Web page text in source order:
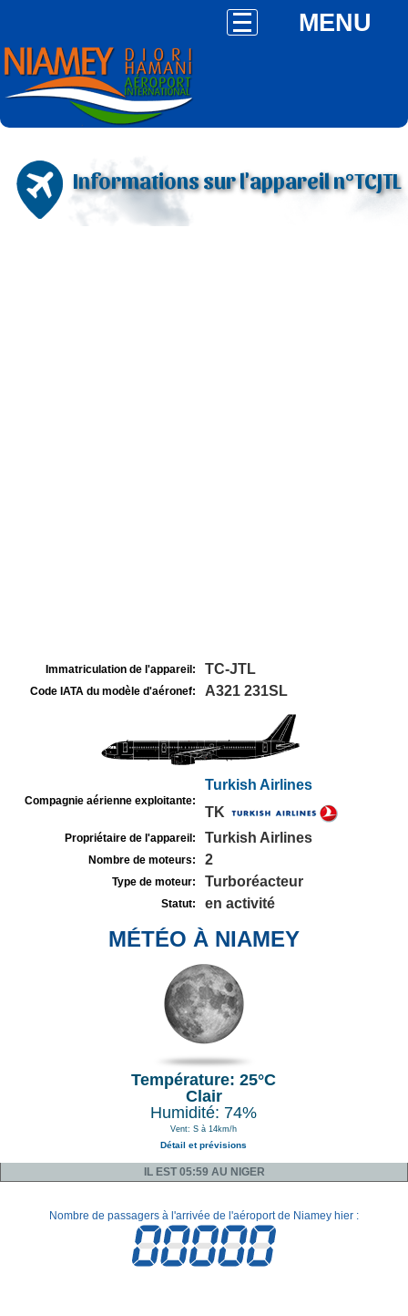
MENU
Informations sur l'appareil n°TCJTL
Immatriculation de l'appareil: TC-JTL
Code IATA du modèle d'aéronef: A321 231SL
Compagnie aérienne exploitante:
Turkish Airlines
TK
Propriétaire de l'appareil: Turkish Airlines
Nombre de moteurs: 2
Type de moteur: Turboréacteur
Statut: en activité
MÉTÉO À NIAMEY
Température: 25°C
Clair
Humidité: 74%
Vent: S à 14km/h
Détail et prévisions
IL EST 05:59 AU NIGER
Nombre de passagers à l'arrivée de l'aéroport de Niamey hier :